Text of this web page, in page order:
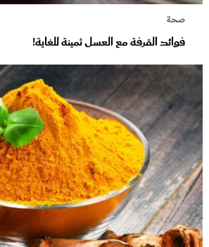
صحة
فوائد القرفة مع العسل ثمينة للغاية!